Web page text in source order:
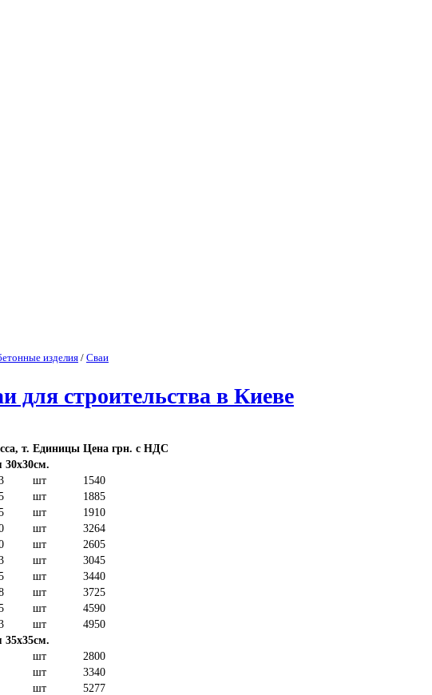
изделия/ Сваи
для строительства в Киеве
т. Единицы Цена грн. с НДС
30х30см.
шт
1540
шт
1885
шт
1910
шт
3264
шт
2605
шт
3045
шт
3440
шт
3725
шт
4590
шт
4950
35х35см.
шт
2800
шт
3340
шт
5277